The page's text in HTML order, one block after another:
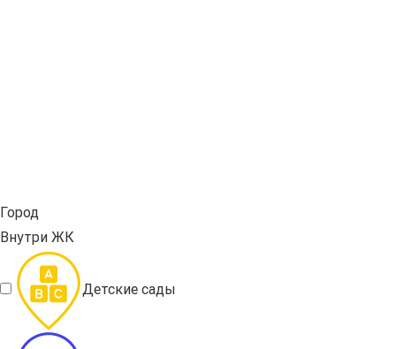
Город
Внутри ЖК
Детские сады